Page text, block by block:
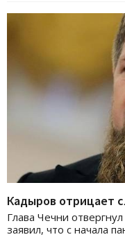
Кадыров отрицает
Глава Чечни
заявил, что с начала